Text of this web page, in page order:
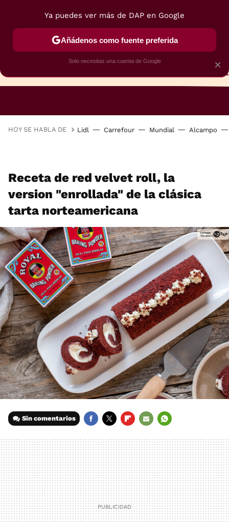
HOY SE HABLA DE Lidl Carrefour Mundial Alcampo
Receta de red velvet roll, la
version "enrollada" de la clásica
tarta norteamericana
Sin comentarios
MAIL
×
Ya puedes ver más de DAP en Google
Añádenos como fuente preferida
Solo necesitas una cuenta de Google